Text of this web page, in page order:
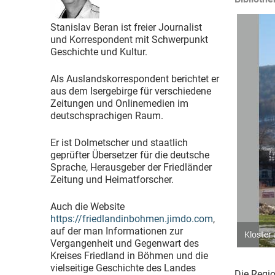
Stanislav Beran ist freier Journalist
und Korrespondent mit Schwerpunkt
Geschichte und Kultur.
Als Auslandskorrespondent berichtet er
aus dem Isergebirge für verschiedene
Zeitungen und Onlinemedien im
deutschsprachigen Raum.
Er ist Dolmetscher und staatlich
geprüfter Übersetzer für die deutsche
Sprache, Herausgeber der Friedländer
Zeitung und Heimatforscher.
Auch die Website
https://friedlandinbohmen.jimdo.com,
auf der man Informationen zur
Vergangenheit und Gegenwart des
Kreises Friedland in Böhmen und die
vielseitige Geschichte des Landes
Kloster
Václav